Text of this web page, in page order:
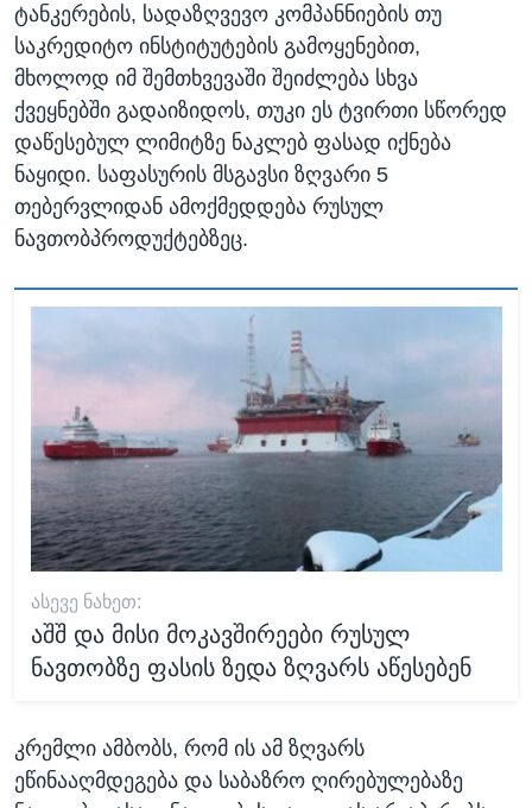
ტანკერების, სადაზღვევო კომპანნიების თუ
საკრედიტო ინსტიტუტების გამოყენებით,
მხოლოდ იმ შემთხვევაში შეიძლება სხვა
ქვეყნებში გადაიზიდოს, თუკი ეს ტვირთი სწორედ
დაწესებულ ლიმიტზე ნაკლებ ფასად იქნება
ნაყიდი. საფასურის მსგავსი ზღვარი 5
თებერვლიდან ამოქმედდება რუსულ
ნავთობპროდუქტებზეც.
ᲐᲡᲔᲕᲔ ᲜᲐᲮᲔᲗ:
აშშ და მისი მოკავშირეები რუსულ
ნავთობზე ფასის ზედა ზღვარს აწესებენ
კრემლი ამბობს, რომ ის ამ ზღვარს
ეწინააღმდეგება და საბაზრო ღირებულებაზე